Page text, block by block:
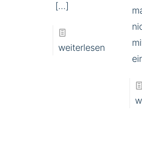
[…]
weiterlesen